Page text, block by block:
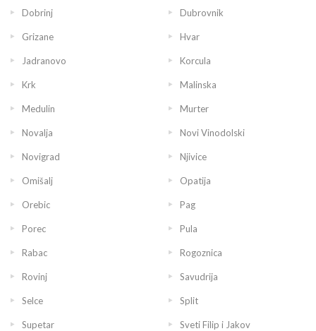
Dobrinj Dubrovnik
Grizane Hvar
Jadranovo Korcula
Krk Malinska
Medulin Murter
Novalja Novi Vinodolski
Novigrad Njivice
Omišalj Opatija
Orebic Pag
Porec Pula
Rabac Rogoznica
Rovinj Savudrija
Selce Split
Supetar Sveti Filip i Jakov